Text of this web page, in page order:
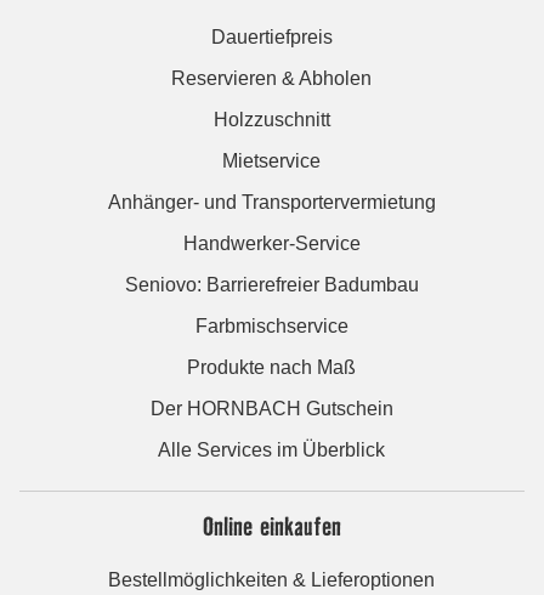
Dauertiefpreis
Reservieren & Abholen
Holzzuschnitt
Mietservice
Anhänger- und Transportervermietung
Handwerker-Service
Seniovo: Barrierefreier Badumbau
Farbmischservice
Produkte nach Maß
Der HORNBACH Gutschein
Alle Services im Überblick
Online einkaufen
Bestellmöglichkeiten & Lieferoptionen